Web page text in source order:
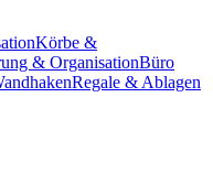
Körbe &
& OrganisationBüro
Regale & Ablagen